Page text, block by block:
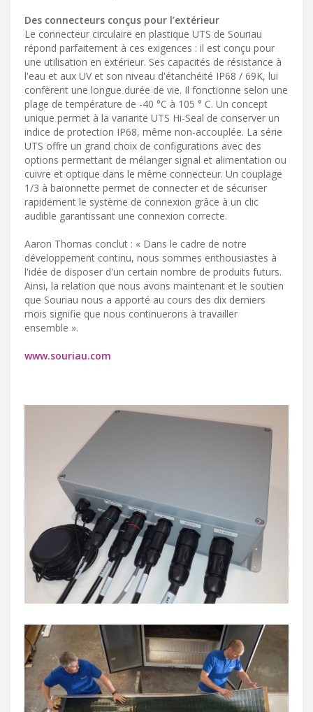
Des connecteurs conçus pour l’extérieur
Le connecteur circulaire en plastique UTS de Souriau
répond parfaitement à ces exigences : il est conçu pour
une utilisation en extérieur. Ses capacités de résistance à
l'eau et aux UV et son niveau d'étanchéité IP68 / 69K, lui
confèrent une longue durée de vie. Il fonctionne selon une
plage de température de -40 °C à 105 ° C. Un concept
unique permet à la variante UTS Hi-Seal de conserver un
indice de protection IP68, même non-accouplée. La série
UTS offre un grand choix de configurations avec des
options permettant de mélanger signal et alimentation ou
cuivre et optique dans le même connecteur. Un couplage
1/3 à baïonnette permet de connecter et de sécuriser
rapidement le système de connexion grâce à un clic
audible garantissant une connexion correcte.
Aaron Thomas conclut : « Dans le cadre de notre
développement continu, nous sommes enthousiastes à
l'idée de disposer d'un certain nombre de produits futurs.
Ainsi, la relation que nous avons maintenant et le soutien
que Souriau nous a apporté au cours des dix derniers
mois signifie que nous continuerons à travailler
ensemble ».
www.souriau.com